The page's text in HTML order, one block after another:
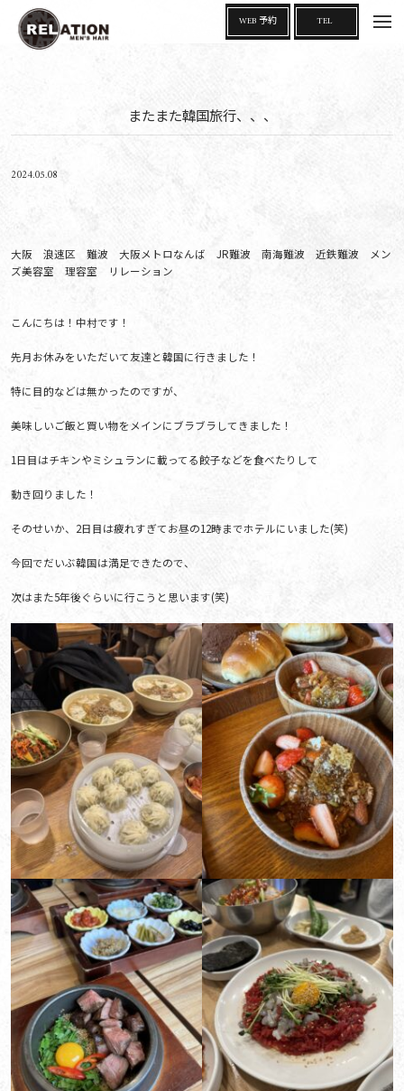
またまた韓国旅行、、、
2024.05.08
大阪 浪速区 難波 大阪メトロなんば JR難波 南海難波 近鉄難波 メン
ズ美容室 理容室 リレーション
こんにちは！中村です！
先月お休みをいただいて友達と韓国に行きました！
特に目的などは無かったのですが、
美味しいご飯と買い物をメインにブラブラしてきました！
1日目はチキンやミシュランに載ってる餃子などを食べたりして
動き回りました！
そのせいか、2日目は疲れすぎてお昼の12時までホテルにいました(笑)
今回でだいぶ韓国は満足できたので、
次はまた5年後ぐらいに行こうと思います(笑)
t
o
g
WEB 予約 TEL